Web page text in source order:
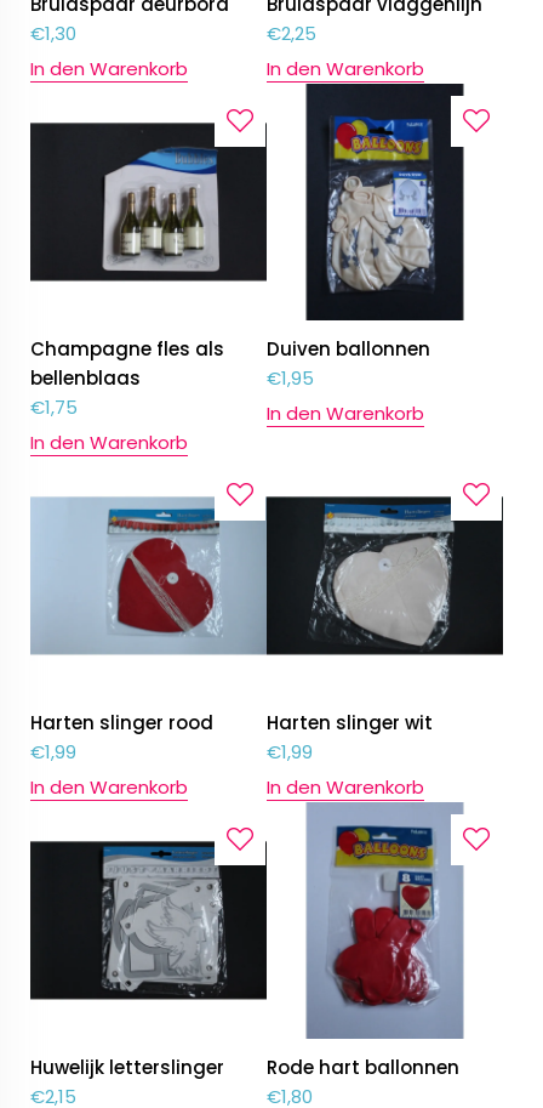
€1,30
In den Warenkorb
€2,25
In den Warenkorb
Champagne fles als
bellenblaas
€1,75
In den Warenkorb
Duiven ballonnen
€1,95
In den Warenkorb
Harten slinger rood
€1,99
In den Warenkorb
Harten slinger wit
€1,99
In den Warenkorb
Huwelijk letterslinger
€2,15
Rode hart ballonnen
€1,80